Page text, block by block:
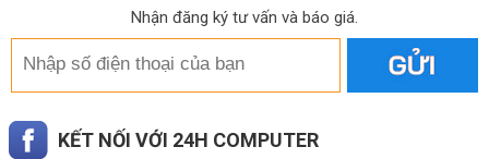
Nhận đăng ký tư vấn và báo giá.
KẾT NỐI VỚI 24H COMPUTER